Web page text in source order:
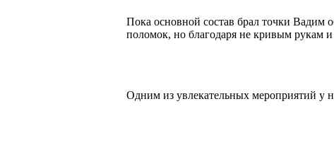
Пока основной состав брал точки Вадим
поломок, но благодаря не кривым рукам
Одним из увлекательных мероприятий у